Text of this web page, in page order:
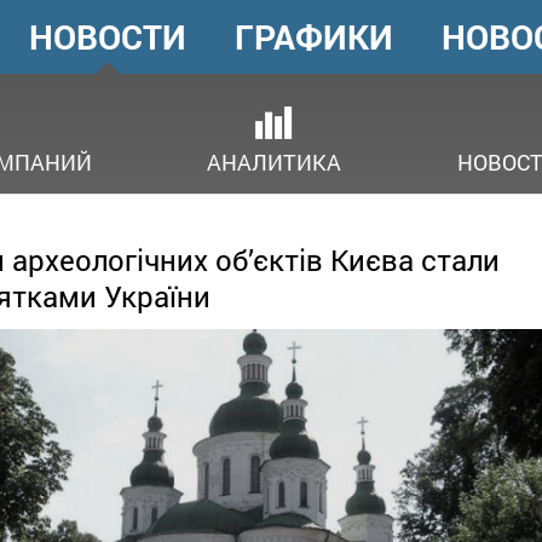
ГОЛОВНЕ
МЕНЮ
НОВОСТИ
АНАЛИТИКА
ГРАФИКИ
археологічних об’єктів Києва стали
України